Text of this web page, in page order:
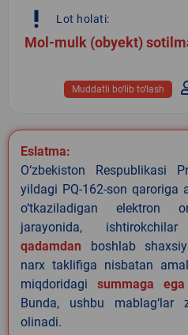
priority_high Lot holati:
Mol-mulk (obyekt)
Muddatli bo‘lib to‘lash
Eslatma:
O‘zbekiston Respublikasi
yildagi PQ-162-son qaroriga
o‘tkaziladigan elektron
jarayonida,
qadamdan boshlab
narx taklifiga nisbatan
miqdoridagi summaga
Bunda, ushbu
olinadi.